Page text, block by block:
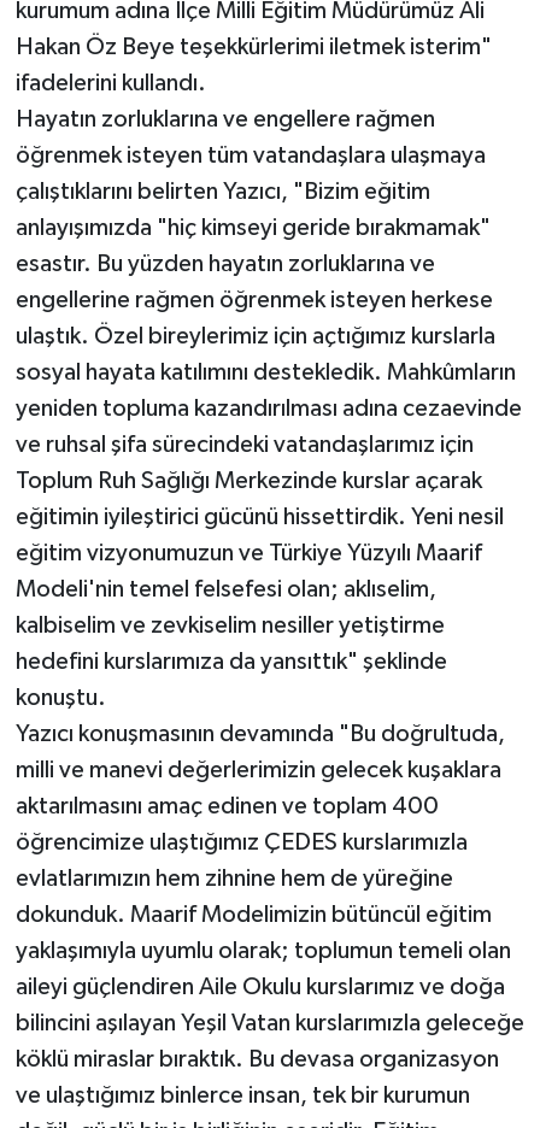
kurumum adına İlçe Milli Eğitim Müdürümüz Ali
Hakan Öz Beye teşekkürlerimi iletmek isterim"
ifadelerini kullandı.
Hayatın zorluklarına ve engellere rağmen
öğrenmek isteyen tüm vatandaşlara ulaşmaya
çalıştıklarını belirten Yazıcı, "Bizim eğitim
anlayışımızda "hiç kimseyi geride bırakmamak"
esastır. Bu yüzden hayatın zorluklarına ve
engellerine rağmen öğrenmek isteyen herkese
ulaştık. Özel bireylerimiz için açtığımız kurslarla
sosyal hayata katılımını destekledik. Mahkûmların
yeniden topluma kazandırılması adına cezaevinde
ve ruhsal şifa sürecindeki vatandaşlarımız için
Toplum Ruh Sağlığı Merkezinde kurslar açarak
eğitimin iyileştirici gücünü hissettirdik. Yeni nesil
eğitim vizyonumuzun ve Türkiye Yüzyılı Maarif
Modeli'nin temel felsefesi olan; aklıselim,
kalbiselim ve zevkiselim nesiller yetiştirme
hedefini kurslarımıza da yansıttık" şeklinde
konuştu.
Yazıcı konuşmasının devamında "Bu doğrultuda,
milli ve manevi değerlerimizin gelecek kuşaklara
aktarılmasını amaç edinen ve toplam 400
öğrencimize ulaştığımız ÇEDES kurslarımızla
evlatlarımızın hem zihnine hem de yüreğine
dokunduk. Maarif Modelimizin bütüncül eğitim
yaklaşımıyla uyumlu olarak; toplumun temeli olan
aileyi güçlendiren Aile Okulu kurslarımız ve doğa
bilincini aşılayan Yeşil Vatan kurslarımızla geleceğe
köklü miraslar bıraktık. Bu devasa organizasyon
ve ulaştığımız binlerce insan, tek bir kurumun